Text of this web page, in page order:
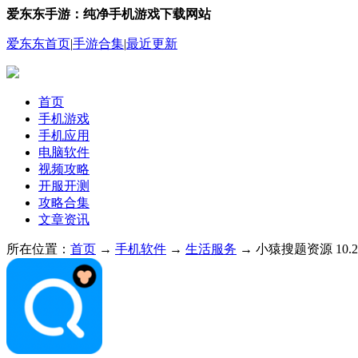
爱东东手游：纯净手机游戏下载网站
爱东东首页|手游合集|最近更新
首页
手机游戏
手机应用
电脑软件
视频攻略
开服开测
攻略合集
文章资讯
所在位置： 首页 → 手机软件 → 生活服务 → 小猿搜题资源